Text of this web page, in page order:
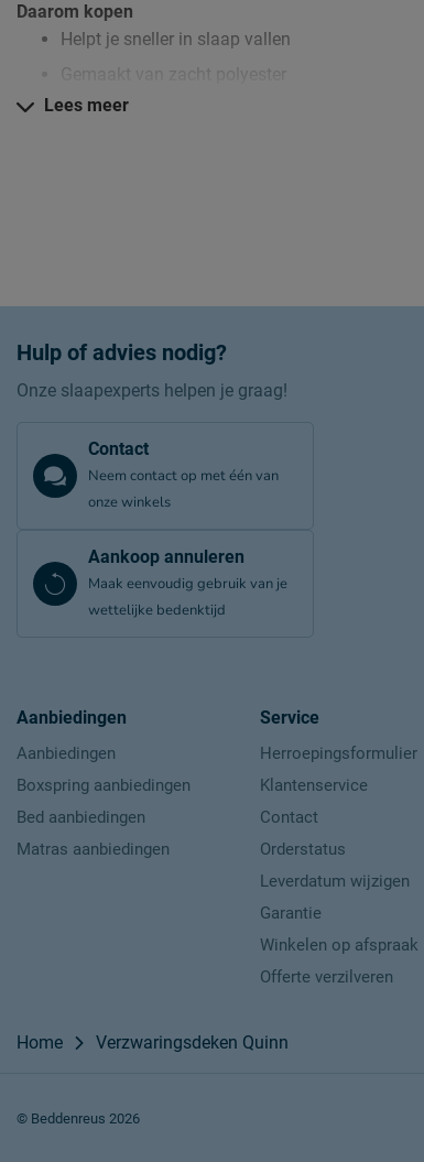
Daarom kopen
Helpt je sneller in slaap vallen
Gemaakt van zacht polyester
Rustiger en vaster slapen
Lees meer
Hulp of advies nodig?
Onze slaapexperts helpen je graag!
Contact
Neem contact op met één van
onze winkels
Aankoop annuleren
Maak eenvoudig gebruik van je
wettelijke bedenktijd
Aanbiedingen
Aanbiedingen
Boxspring aanbiedingen
Bed aanbiedingen
Matras aanbiedingen
Service
Herroepingsformulier
Klantenservice
Contact
Orderstatus
Leverdatum wijzigen
Garantie
Winkelen op afspraak
Offerte verzilveren
Home Verzwaringsdeken Quinn
© Beddenreus 2026